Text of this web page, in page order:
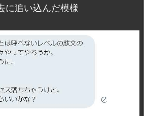
に追い込んだ模様